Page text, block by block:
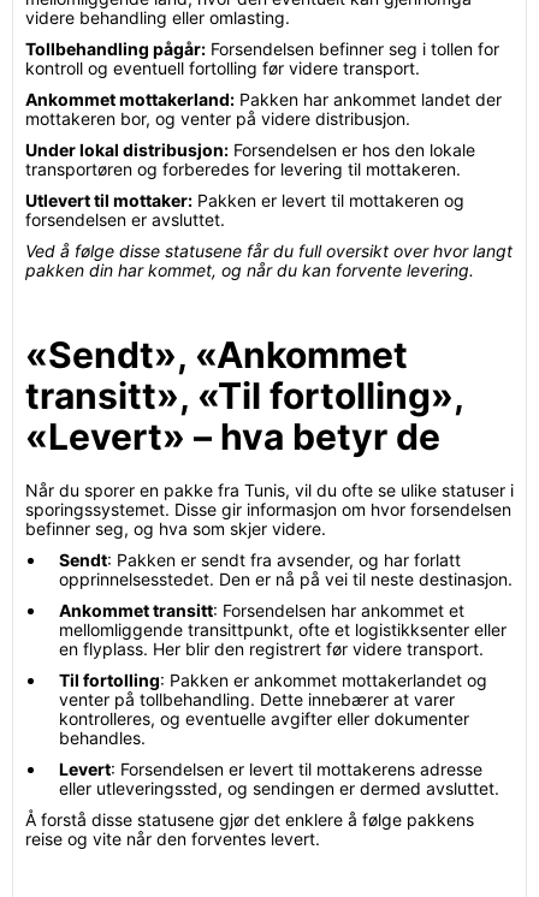
videre behandling eller omlasting.
Tollbehandling pågår: Forsendelsen befinner seg i tollen for
kontroll og eventuell fortolling før videre transport.
Ankommet mottakerland: Pakken har ankommet landet der
mottakeren bor, og venter på videre distribusjon.
Under lokal distribusjon: Forsendelsen er hos den lokale
transportøren og forberedes for levering til mottakeren.
Utlevert til mottaker: Pakken er levert til mottakeren og
forsendelsen er avsluttet.
Ved å følge disse statusene får du full oversikt over hvor langt
pakken din har kommet, og når du kan forvente levering.
«Sendt», «Ankommet
transitt», «Til fortolling»,
«Levert» – hva betyr de
Når du sporer en pakke fra Tunis, vil du ofte se ulike statuser i
sporingssystemet. Disse gir informasjon om hvor forsendelsen
befinner seg, og hva som skjer videre.
Sendt: Pakken er sendt fra avsender, og har forlatt
opprinnelsesstedet. Den er nå på vei til neste destinasjon.
Ankommet transitt: Forsendelsen har ankommet et
mellomliggende transittpunkt, ofte et logistikksenter eller
en flyplass. Her blir den registrert før videre transport.
Til fortolling: Pakken er ankommet mottakerlandet og
venter på tollbehandling. Dette innebærer at varer
kontrolleres, og eventuelle avgifter eller dokumenter
behandles.
Levert: Forsendelsen er levert til mottakerens adresse
eller utleveringssted, og sendingen er dermed avsluttet.
Å forstå disse statusene gjør det enklere å følge pakkens
reise og vite når den forventes levert.